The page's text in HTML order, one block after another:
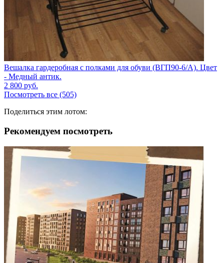
Вешалка гардеробная с полками для обуви (ВГП90-6/А). Цвет
- Медный антик.
2 800 руб.
Посмотреть все (505)
Поделиться этим лотом:
Рекомендуем посмотреть